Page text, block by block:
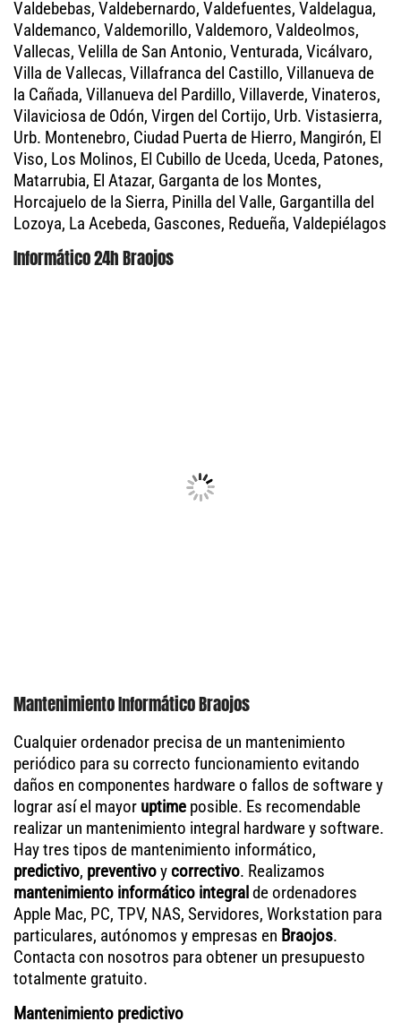
Valdebebas, Valdebernardo, Valdefuentes, Valdelagua,
Valdemanco, Valdemorillo, Valdemoro, Valdeolmos,
Vallecas, Velilla de San Antonio, Venturada, Vicálvaro,
Villa de Vallecas, Villafranca del Castillo, Villanueva de
la Cañada, Villanueva del Pardillo, Villaverde, Vinateros,
Vilaviciosa de Odón, Virgen del Cortijo, Urb. Vistasierra,
Urb. Montenebro, Ciudad Puerta de Hierro, Mangirón, El
Viso, Los Molinos, El Cubillo de Uceda, Uceda, Patones,
Matarrubia, El Atazar, Garganta de los Montes,
Horcajuelo de la Sierra, Pinilla del Valle, Gargantilla del
Lozoya, La Acebeda, Gascones, Redueña, Valdepiélagos
Informático 24h Braojos
Mantenimiento Informático Braojos
Cualquier ordenador precisa de un mantenimiento
periódico para su correcto funcionamiento evitando
daños en componentes hardware o fallos de software y
lograr así el mayor uptime posible. Es recomendable
realizar un mantenimiento integral hardware y software.
Hay tres tipos de mantenimiento informático,
predictivo, preventivoy correctivo. Realizamos
mantenimiento informático integralde ordenadores
Apple Mac, PC, TPV, NAS, Servidores, Workstation para
particulares, autónomos y empresas en Braojos.
Contacta con nosotros para obtener un presupuesto
totalmente gratuito.
Mantenimiento predictivo